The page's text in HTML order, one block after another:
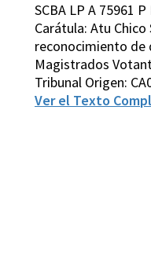
SCBA LP A 75961
Carátula: Atu
reconocimiento de
Magistrados
Tribunal Origen:
Ver el Texto